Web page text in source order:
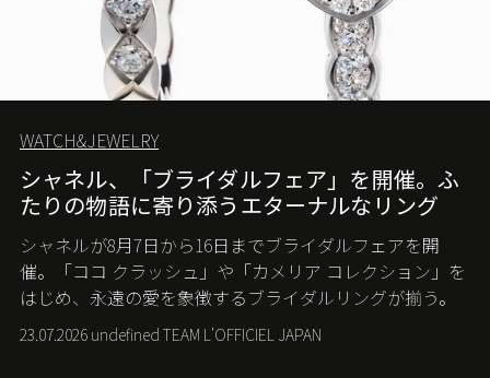
WATCH&JEWELRY
シャネル、「ブライダルフェア」を開催。ふ
たりの物語に寄り添うエターナルなリング
シャネルが8月7日から16日までブライダルフェアを開
催。「ココ クラッシュ」や「カメリア コレクション」を
はじめ、永遠の愛を象徴するブライダルリングが揃う。
23.07.2026 undefined TEAM L'OFFICIEL JAPAN